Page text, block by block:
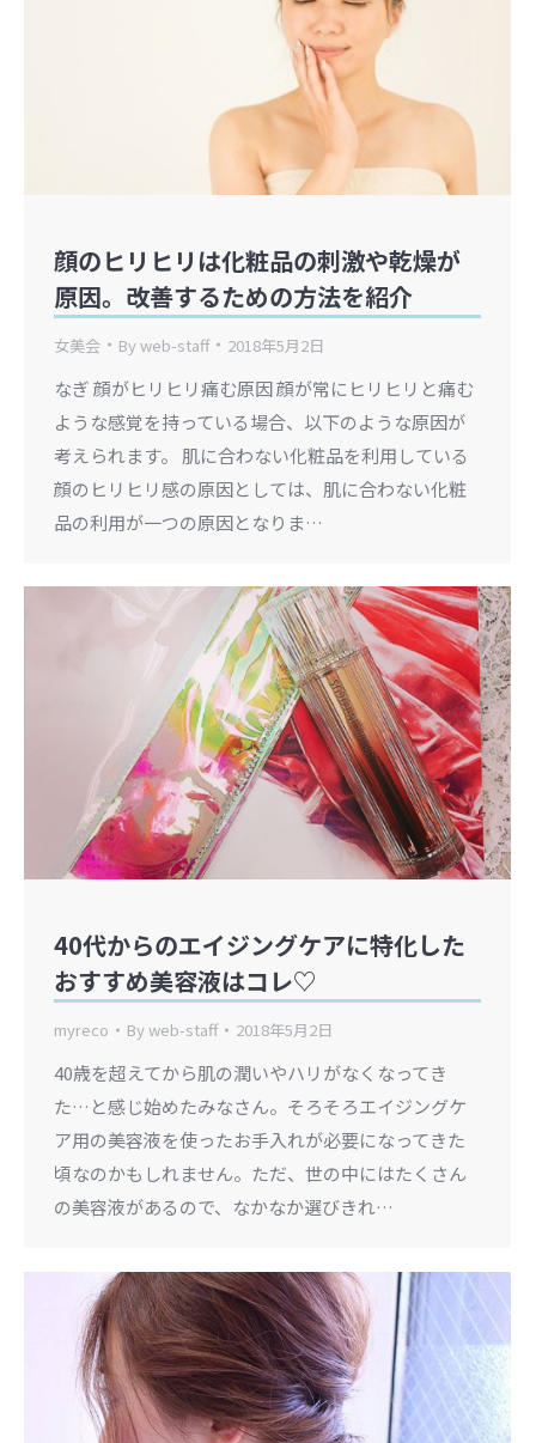
顔のヒリヒリは化粧品の刺激や乾燥が
原因。改善するための方法を紹介
女美会 Byweb-staff 2018年5月2日
なぎ 顔がヒリヒリ痛む原因 顔が常にヒリヒリと痛む
ような感覚を持っている場合、以下のような原因が
考えられます。 肌に合わない化粧品を利用している
顔のヒリヒリ感の原因としては、肌に合わない化粧
品の利用が一つの原因となりま…
40代からのエイジングケアに特化した
おすすめ美容液はコレ♡
myreco Byweb-staff 2018年5月2日
40歳を超えてから肌の潤いやハリがなくなってき
た…と感じ始めたみなさん。そろそろエイジングケ
ア用の美容液を使ったお手入れが必要になってきた
頃なのかもしれません。ただ、世の中にはたくさん
の美容液があるので、なかなか選びきれ…